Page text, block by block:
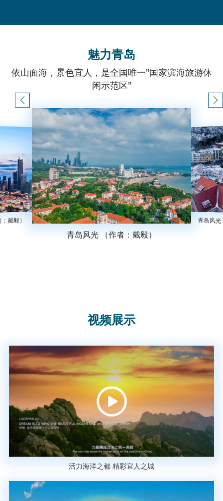
魅力青岛
依山面海，景色宜人，是全国唯一"国家滨海旅游休
闲示范区"
戴毅）
青岛风光 （作者：戴毅）
青岛风
视频展示
活力海洋之都 精彩宜人之城